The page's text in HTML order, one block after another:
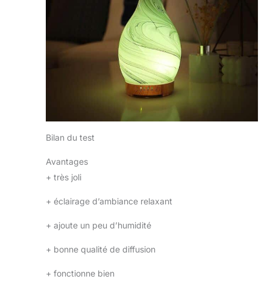
Bilan du test
Avantages
+ très joli
+ éclairage d’ambiance relaxant
+ ajoute un peu d’humidité
+ bonne qualité de diffusion
+ fonctionne bien